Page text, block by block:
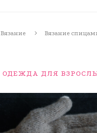
Вязание Вязание
ОДЕЖДА ДЛЯ